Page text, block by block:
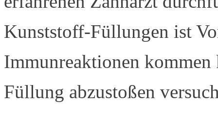
Kunststoff-Füllungen ist
Immunreaktionen
Füllung abzustoßen